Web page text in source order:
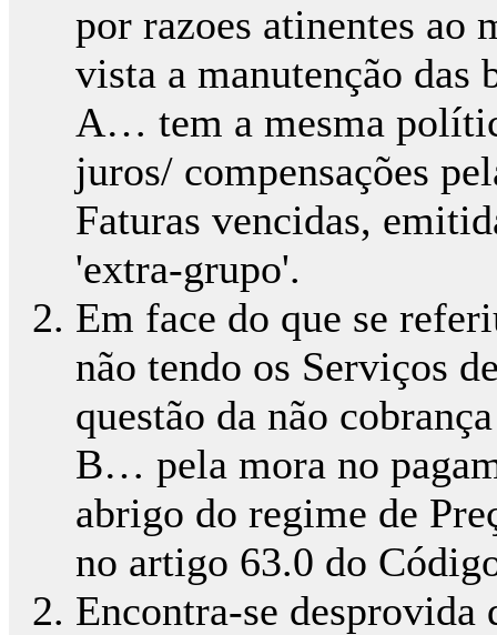
por razoes atinentes ao
vista a manutenção das
A… tem a mesma
juros/ compensações
Faturas vencidas,
'extra-grupo'.
Em face do que se
não tendo os Serviços
questão da não
B… pela mora no
abrigo do regime de
no artigo 63.0 do
Encontra-se desprovida